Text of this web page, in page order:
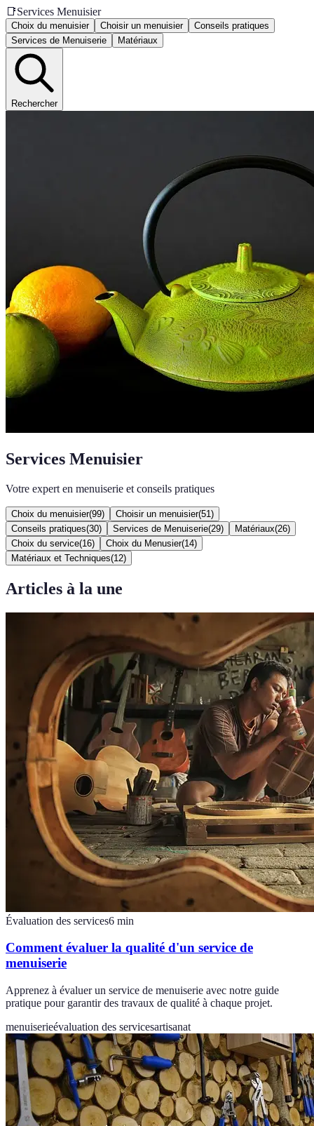
📑Services Menuisier
Choix du menuisier Choisir un menuisier
Conseils pratiques
Services de Menuiserie
Matériaux
Rechercher
Services Menuisier
Votre expert en menuiserie et conseils pratiques
Choix du menuisier(99) Choisir un menuisier(51 )
Conseils pratiques(30) Services de Menuiserie(29) Matériaux(26)
Choix du service(16) Choix du Menusier(14)
Matériaux et Techniques(12)
Articles à la une
Évaluation des services6 min
Comment évaluer la qualité d'un service de
menuiserie
Apprenez à évaluer un service de menuiserie avec notre guide
pratique pour garantir des travaux de qualité à chaque projet.
menuiserieévaluation des servicesartisanat